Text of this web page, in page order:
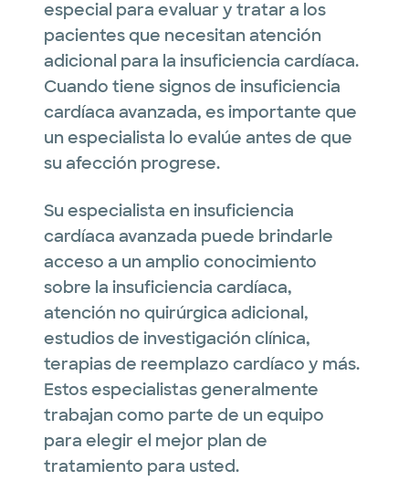
especial para evaluar y tratar a los
pacientes que necesitan atención
adicional para la insuficiencia cardíaca.
Cuando tiene signos de insuficiencia
cardíaca avanzada, es importante que
un especialista lo evalúe antes de que
su afección progrese.
Su especialista en insuficiencia
cardíaca avanzada puede brindarle
acceso a un amplio conocimiento
sobre la insuficiencia cardíaca,
atención no quirúrgica adicional,
estudios de investigación clínica,
terapias de reemplazo cardíaco y más.
Estos especialistas generalmente
trabajan como parte de un equipo
para elegir el mejor plan de
tratamiento para usted.